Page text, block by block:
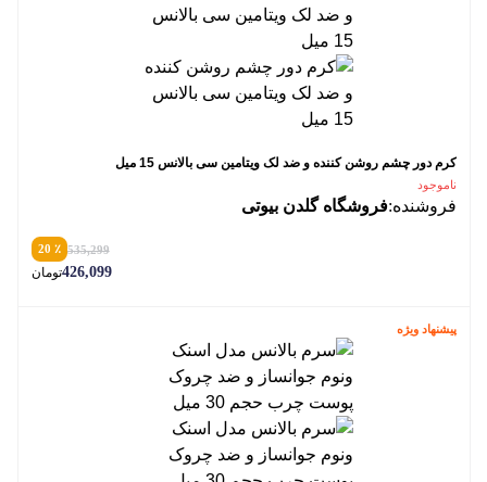
کرم دور چشم روشن کننده و ضد لک ویتامین سی بالانس 15 میل
ناموجود
فروشنده:فروشگاه گلدن بیوتی
535,299 ٪ 20
426,099تومان
پیشنهاد ویژه